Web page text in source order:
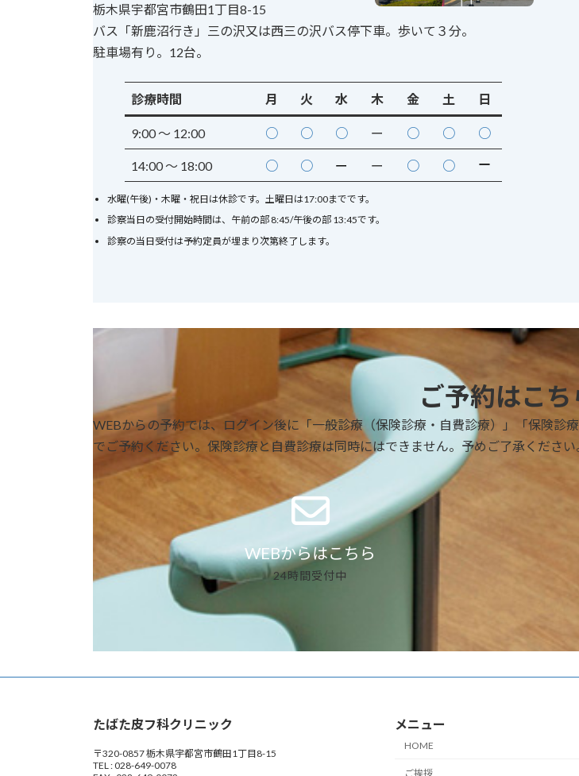
栃木県宇都宮市鶴田1丁目8-15
バス「新鹿沼行き」三の沢又は西三の沢バス停下車。歩いて３分。
駐車場有り。12台。
診療時間 月 火 水 木 金 土 日
9:00 〜 12:00 ○ ○ ○ ー ○ ○ ○
14:00 〜 18:00 ○ ○ ー ー ○ ○ ー
水曜(午後)・木曜・祝日は休診です。土曜日は17:00までです。
診察当日の受付開始時間は、午前の部 8:45/午後の部 13:45です。
診察の当日受付は予約定員が埋まり次第終了します。
ご予約はこち
WEBからの予約では、ログイン後に「一般診療（保険診療・自費診療）」「保険診
でご予約ください。保険診療と自費診療は同時にはできません。予めご了承ください
WEBからはこちら
24時間受付中
たばた皮フ科クリニック
〒320-0857 栃木県宇都宮市鶴田1丁目8-15
TEL : 028-649-0078
メニュー
HOME
ご挨拶